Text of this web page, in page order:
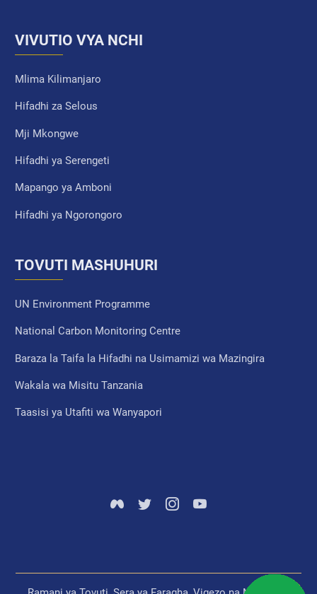
VIVUTIO VYA NCHI
Mlima Kilimanjaro
Hifadhi za Selous
Mji Mkongwe
Hifadhi ya Serengeti
Mapango ya Amboni
Hifadhi ya Ngorongoro
TOVUTI MASHUHURI
UN Environment Programme
National Carbon Monitoring Centre
Baraza la Taifa la Hifadhi na Usimamizi wa Mazingira
Wakala wa Misitu Tanzania
Taasisi ya Utafiti wa Wanyapori